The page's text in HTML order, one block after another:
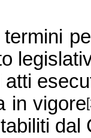
atti
in vigore
dal